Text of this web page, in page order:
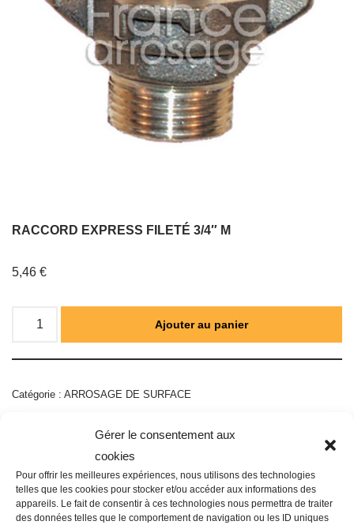
Gérer le consentement aux
cookies
Pour offrir les meilleures expériences, nous utilisons des technologies
telles que les cookies pour stocker et/ou accéder aux informations des
appareils. Le fait de consentir à ces technologies nous permettra de traiter
des données telles que le comportement de navigation ou les ID uniques
RACCORD EXPRESS FILETÉ 3/4″ M
5,46 €
Ajouter au panier
Catégorie : ARROSAGE DE SURFACE
Description